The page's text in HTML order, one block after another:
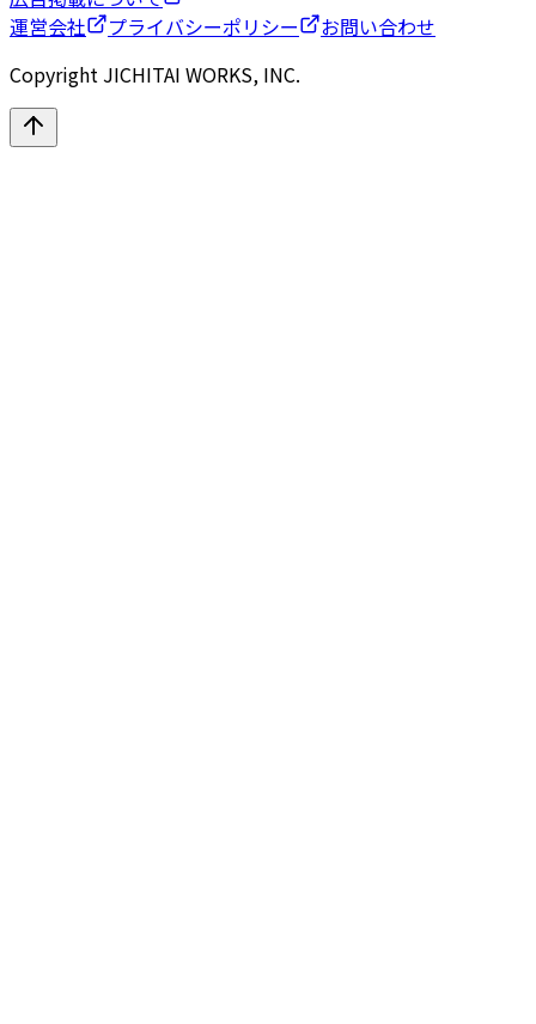
運営会社
プライバシーポリシー
お問い合わせ
Copyright JICHITAI WORKS, INC.